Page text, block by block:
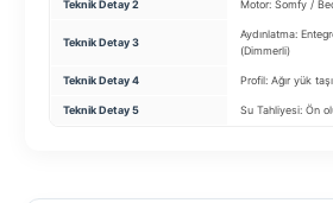
Teknik Detay 2 Motor: Somfy /
Teknik Detay 3
Aydınlatma:
(Dimmerli)
Teknik Detay 4 Profil: Ağır yük
Teknik Detay 5 Su Tahliyesi: Ön